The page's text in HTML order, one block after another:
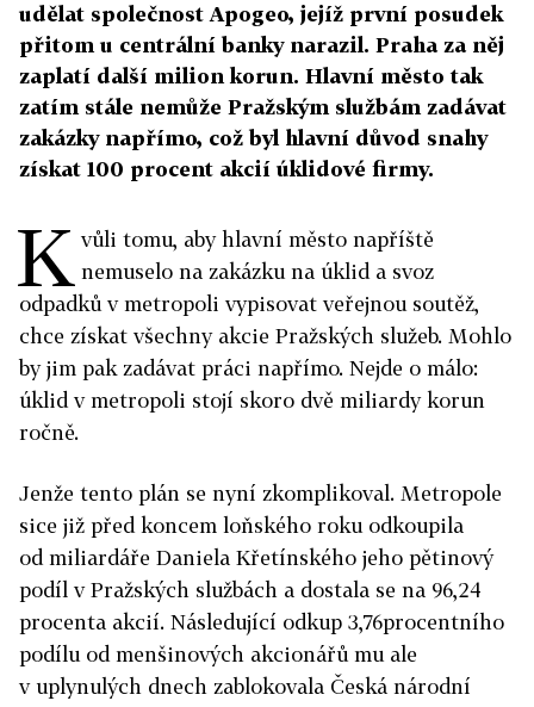
udělat společnost Apogeo, jejíž první posudek
přitom u centrální banky narazil. Praha za něj
zaplatí další milion korun. Hlavní město tak
zatím stále nemůže Pražským službám zadávat
zakázky napřímo, což byl hlavní důvod snahy
získat 100 procent akcií úklidové firmy.
K vůli tomu, aby hlavní město napříště
nemuselo na zakázku na úklid a svoz
odpadků v metropoli vypisovat veřejnou soutěž,
chce získat všechny akcie Pražských služeb. Mohlo
by jim pak zadávat práci napřímo. Nejde o málo:
úklid v metropoli stojí skoro dvě miliardy korun
ročně.
Jenže tento plán se nyní zkomplikoval. Metropole
sice již před koncem loňského roku odkoupila
od miliardáře Daniela Křetínského jeho pětinový
podíl v Pražských službách a dostala se na 96,24
procenta akcií. Následující odkup 3,76procentního
podílu od menšinových akcionářů mu ale
v uplynulých dnech zablokovala Česká národní